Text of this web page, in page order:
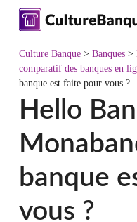
Skip
main
content
Culture Banque> Banques>
comparatif des banques en
banque est faite pour vous ?
Hello
banque
vous ?